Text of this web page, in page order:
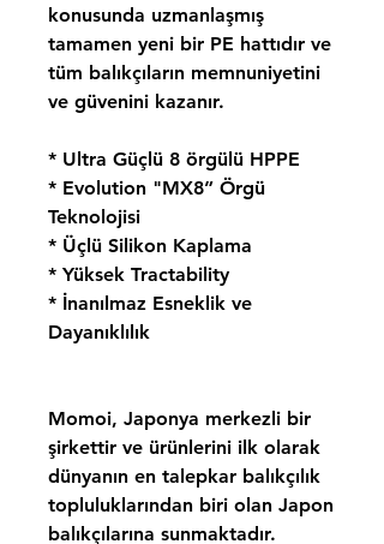
konusunda uzmanlaşmış
tamamen yeni bir PE hattıdır ve
tüm balıkçıların memnuniyetini
ve güvenini kazanır.
* Ultra Güçlü 8 örgülü HPPE
* Evolution "MX8” Örgü
Teknolojisi
* Üçlü Silikon Kaplama
* Yüksek Tractability
* İnanılmaz Esneklik ve
Dayanıklılık
Momoi, Japonya merkezli bir
şirkettir ve ürünlerini ilk olarak
dünyanın en talepkar balıkçılık
topluluklarından biri olan Japon
balıkçılarına sunmaktadır.